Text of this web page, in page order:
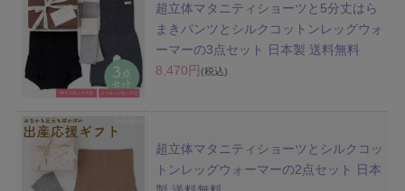
超立体マタニティショーツと5分丈はら
まきパンツとシルクコットンレッグウォ
ーマーの3点セット 日本製 送料無料
8,470円 (税込)
超立体マタニティショーツとシルクコッ
トンレッグウォーマーの2点セット 日本